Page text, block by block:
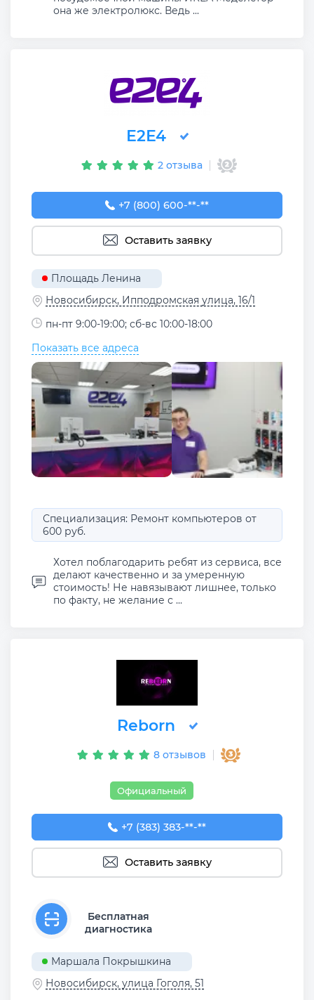
она же электролюкс. Ведь ...
Е2Е4
2 отзыва
+7 (800) 600-32-34
+7 (800) 600-**-**
Оставить заявку
Площадь Ленина
Новосибирск, Ипподромская улица, 16/1
пн-пт 9:00-19:00; сб-вс 10:00-18:00
Показать все адреса
Специализация: Ремонт компьютеров от
600 руб.
Хотел поблагодарить ребят из сервиса, все
делают качественно и за умеренную
стоимость! Не навязывают лишнее, только
по факту, не желание с ...
Reborn
8 отзывов
Официальный
+7 (383) 383-29-30
+7 (383) 383-**-**
Оставить заявку
Бесплатная
диагностика
Маршала Покрышкина
Новосибирск, улица Гоголя, 51